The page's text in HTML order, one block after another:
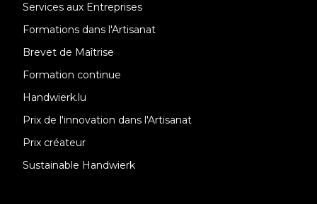
Services aux Entreprises
Formations dans l'Artisanat
Brevet de Maîtrise
Formation continue
Handwierk.lu
Prix de l'innovation dans l'Artisanat
Prix créateur
Sustainable Handwierk